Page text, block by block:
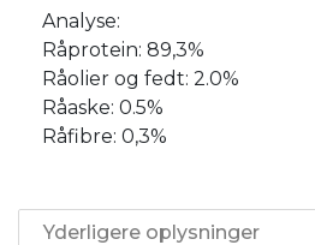
Analyse:
Råprotein: 89,3%
Råolier og fedt: 2.0%
Råaske: 0.5%
Råfibre: 0,3%
Yderligere oplysninger